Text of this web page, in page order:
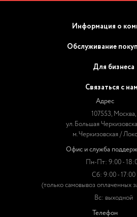
Информация о
Обслуживание
Для бизнеса
Связаться с
Адрес
107553, Москва,
ул. Большая
м. Черкизовская /
Офис и служба
Пн-Пт: 9:00 -
Сб: 9:00 - 17:00
(только самовывоз оплаченных
Вс: выходной
Телефон